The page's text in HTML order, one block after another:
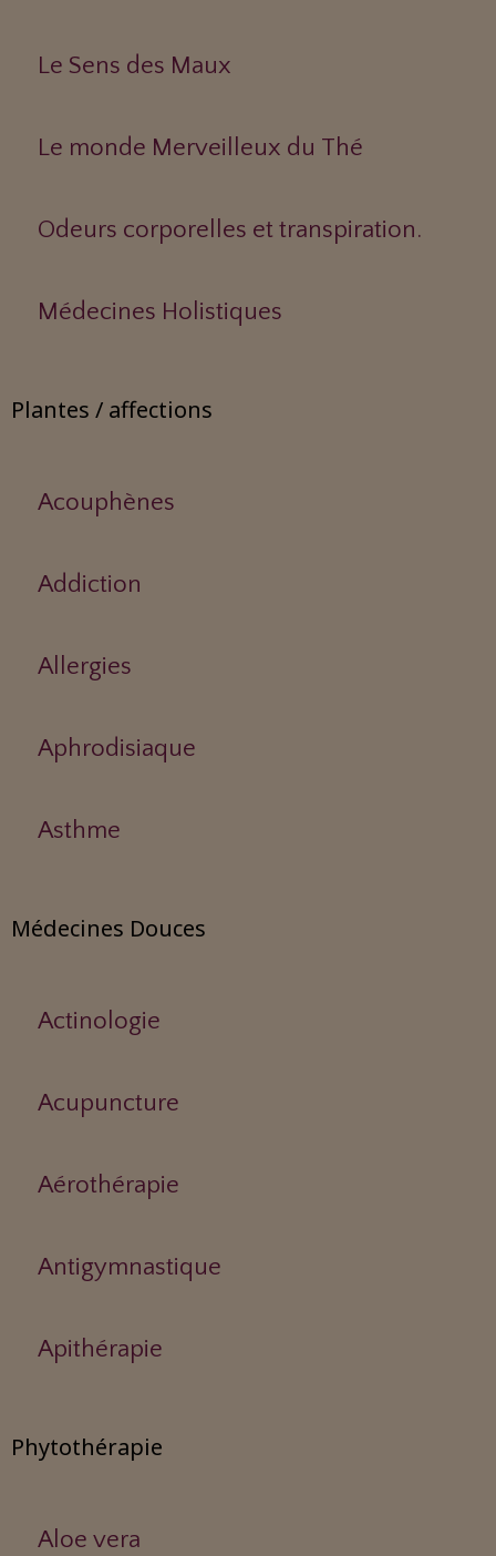
Le Sens des Maux
Le monde Merveilleux du Thé
Odeurs corporelles et transpiration.
Médecines Holistiques
Plantes / affections
Acouphènes
Addiction
Allergies
Aphrodisiaque
Asthme
Médecines Douces
Actinologie
Acupuncture
Aérothérapie
Antigymnastique
Apithérapie
Phytothérapie
Aloe vera